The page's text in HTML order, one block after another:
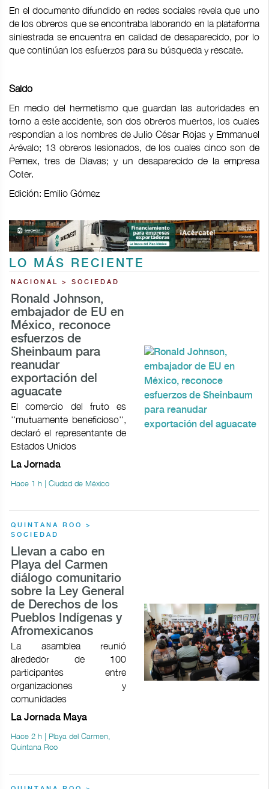
En el documento difundido en redes sociales revela que uno
de los obreros que se encontraba laborando en la plataforma
siniestrada se encuentra en calidad de desaparecido, por lo
que continúan los esfuerzos para su búsqueda y rescate.
Saldo
En medio del hermetismo que guardan las autoridades en
torno a este accidente, son dos obreros muertos, los cuales
respondían a los nombres de Julio César Rojas y Emmanuel
Arévalo; 13 obreros lesionados, de los cuales cinco son de
Pemex, tres de Diavas; y un desaparecido de la empresa
Coter.
Edición: Emilio Gómez
LO MÁS RECIENTE
NACIONAL > SOCIEDAD
Ronald Johnson,
embajador de EU en
México, reconoce
esfuerzos de
Sheinbaum para
reanudar
exportación del
aguacate
El comercio del fruto es
''mutuamente beneficioso'',
declaró el representante de
Estados Unidos
La Jornada
Hace 1 h | Ciudad de México
QUINTANA ROO >
SOCIEDAD
Llevan a cabo en
Playa del Carmen
diálogo comunitario
sobre la Ley General
de Derechos de los
Pueblos Indígenas y
Afromexicanos
La asamblea reunió
alrededor de 100
participantes entre
organizaciones y
comunidades
La Jornada Maya
Hace 2 h | Playa del Carmen,
Quintana Roo